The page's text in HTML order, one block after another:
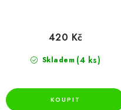
Skladem (4 ks)
420 Kč